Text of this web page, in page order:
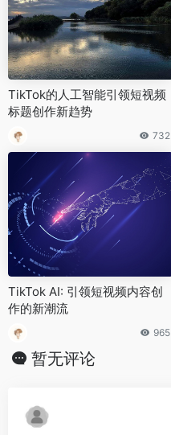
TikTok的人工智能引领短视频
标题创作新趋势
732
TikTok AI: 引领短视频内容创
作的新潮流
965
暂无评论